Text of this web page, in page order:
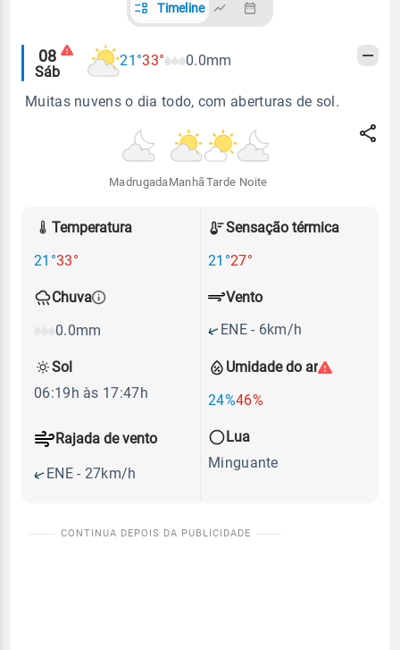
Timeline
Alertas
meteorológicos
08
Sáb
21°33° 0.0mm
Muitas nuvens o dia todo, com aberturas de sol.
Madrugada Manhã Tarde Noite
Temperatura
21°33°
Sensação térmica
21°27°
Chuva
0.0mm
Umidade do ar
24%46%
Vento
ENE - 6km/h
Rajada de vento
ENE - 27km/h
Sol
06:19h às 17:47h
Lua
Minguante